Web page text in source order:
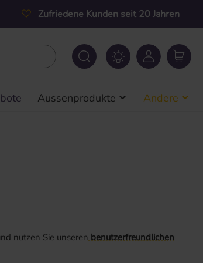
Zufriedene Kunden seit 20 Jahren
Aussenprodukte Andere
nutzen Sie unserenbenutzerfreundlichen